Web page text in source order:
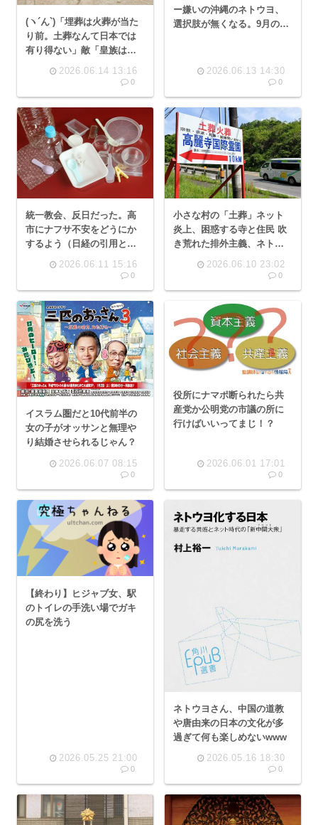
(ヽ´ん`)「埋葬は火葬が当た
り前。土葬なんて日本では
有り得ない」敵「皇族は土
葬だけど？」(ヽﾟんﾟ) 「」
2026.06.14 13:16
0
ー嫌いの沖縄のネトウヨ、
選択肢が無くなる。9月の知
2026.06.13 14:30
0
統一教会、反日だった。高
市にナフサ不安をどうにか
するよう（日経の引用とい
う形を取りつつ）要求
2026.06.11 15:16
0
小さな村の「土葬」ネット
炎上、困惑する寺と住民 吹
き荒れた排外主義、ネトウ
ヨ「電凸」に板挟みの行政
2026.06.10 23:02
0
イスラム圏だと10代前半の
女の子がオッサンと無理や
り結婚させられるじゃん？
2026.06.07 08:15
0
役所にナマポ断られたら共
産党か公明党の市議の所に
行けばいいってまじ！？
2026.06.01 17:01
0
【終わり】ヒジャブ女、駅
のトイレの手洗い場でガキ
の尻を洗う
2026.05.25 21:00
0
ネトウヨさん、中国の道教
や唐由来の日本の文化が多
過ぎて何も楽しめないwww
2026.05.16 18:30
0